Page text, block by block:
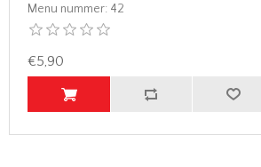
Menu nummer: 42
€5,90